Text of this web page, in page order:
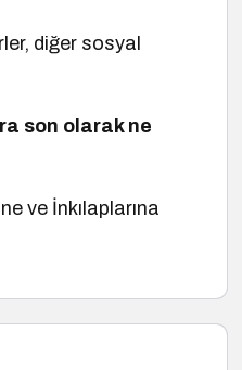
diğer sosyal
son olarak ne
ve İnkılaplarına